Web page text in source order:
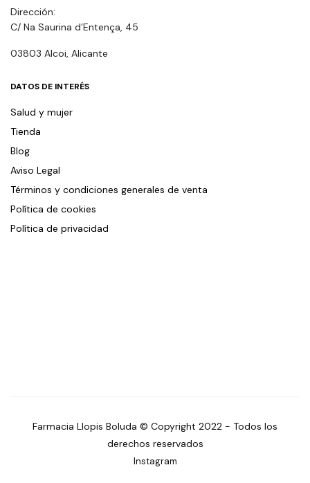
Dirección:
C/ Na Saurina d’Entença, 45
03803 Alcoi, Alicante
DATOS DE INTERÉS
Salud y mujer
Tienda
Blog
Aviso Legal
Términos y condiciones generales de venta
Política de cookies
Política de privacidad
Farmacia Llopis Boluda © Copyright 2022 - Todos los
derechos reservados
Instagram